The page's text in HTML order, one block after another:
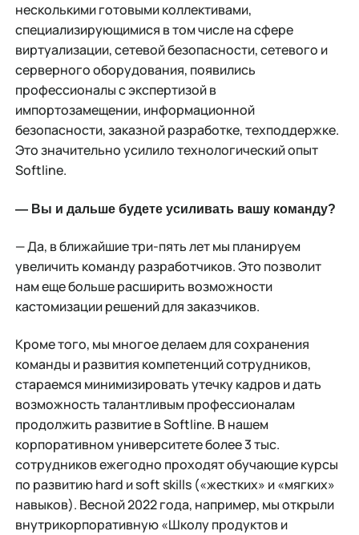
несколькими готовыми коллективами,
специализирующимися в том числе на сфере
виртуализации, сетевой безопасности, сетевого и
серверного оборудования, появились
профессионалы с экспертизой в
импортозамещении, информационной
безопасности, заказной разработке, техподдержке.
Это значительно усилило технологический опыт
Softline.
— Вы и дальше будете усиливать вашу команду?
— Да, в ближайшие три-пять лет мы планируем
увеличить команду разработчиков. Это позволит
нам еще больше расширить возможности
кастомизации решений для заказчиков.
Кроме того, мы многое делаем для сохранения
команды и развития компетенций сотрудников,
стараемся минимизировать утечку кадров и дать
возможность талантливым профессионалам
продолжить развитие в Softline. В нашем
корпоративном университете более 3 тыс.
сотрудников ежегодно проходят обучающие курсы
по развитию hard и soft skills («жестких» и «мягких»
навыков). Весной 2022 года, например, мы открыли
внутрикорпоративную «Школу продуктов и